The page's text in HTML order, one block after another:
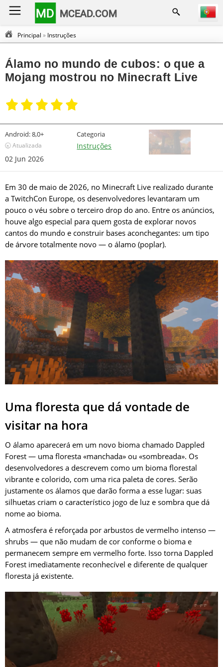
MD MCEAD.COM
Principal » Instruções
Álamo no mundo de cubos: o que a
Mojang mostrou no Minecraft Live
Android:8,0+
🕣 Atualizada
02 Jun 2026
Categoria
Instruções
Em 30 de maio de 2026, no Minecraft Live realizado durante
a TwitchCon Europe, os desenvolvedores levantaram um
pouco o véu sobre o terceiro drop do ano. Entre os anúncios,
houve algo especial para quem gosta de explorar novos
cantos do mundo e construir bases aconchegantes: um tipo
de árvore totalmente novo — o álamo (poplar).
Uma floresta que dá vontade de
visitar na hora
O álamo aparecerá em um novo bioma chamado Dappled
Forest — uma floresta «manchada» ou «sombreada». Os
desenvolvedores a descrevem como um bioma florestal
vibrante e colorido, com uma rica paleta de cores. Serão
justamente os álamos que darão forma a esse lugar: suas
silhuetas criam o característico jogo de luz e sombra que dá
nome ao bioma.
A atmosfera é reforçada por arbustos de vermelho intenso —
shrubs — que não mudam de cor conforme o bioma e
permanecem sempre em vermelho forte. Isso torna Dappled
Forest imediatamente reconhecível e diferente de qualquer
floresta já existente.